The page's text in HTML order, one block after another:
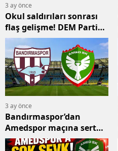
3 ay önce
Okul saldırıları sonrası
flaş gelişme! DEM Parti
heyeti sahaya iniyor
3 ay önce
Bandırmaspor’dan
Amedspor maçına sert
önlem! Tribünlere giriş